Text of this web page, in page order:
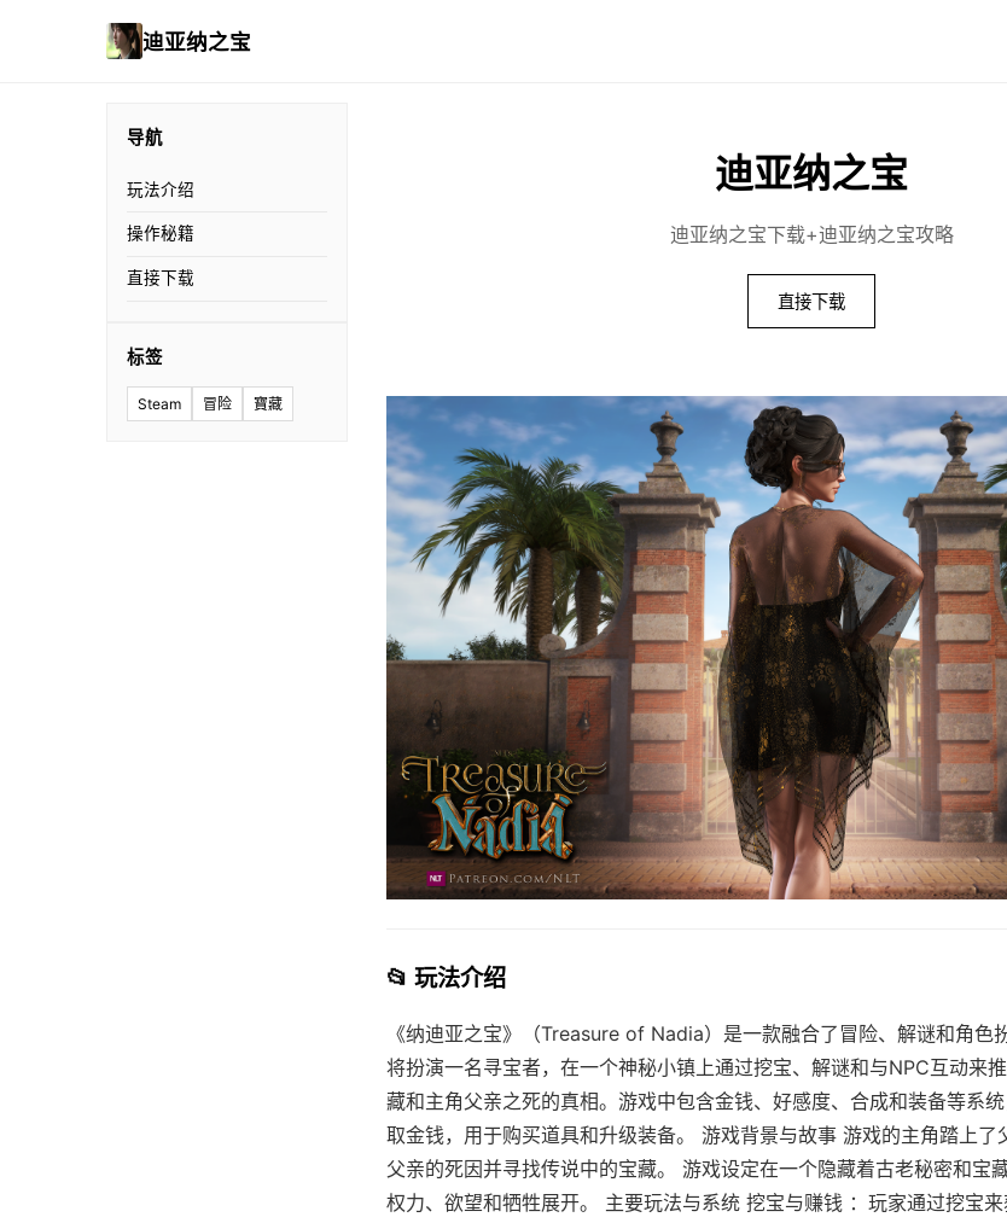
迪亚纳之宝
导航
玩法介绍
操作秘籍
直接下载
标签
Steam 冒险 寶藏
迪亚纳之宝
迪亚纳之宝下载+迪亚纳之宝攻略
直接下载
📂 玩法介绍
《纳迪亚之宝》（Treasure of Nadia）是一款融合了冒险、解谜和角色
将扮演一名寻宝者，在一个神秘小镇上通过挖宝、解谜和与NPC互动来
藏和主角父亲之死的真相。游戏中包含金钱、好感度、合成和装备等系
取金钱，用于购买道具和升级装备。 游戏背景与故事 游戏的主角踏上了
父亲的死因并寻找传说中的宝藏。 游戏设定在一个隐藏着古老秘密和宝
权力、欲望和牺牲展开。 主要玩法与系统 挖宝与赚钱 ：玩家通过挖宝